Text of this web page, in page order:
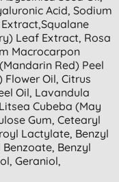
Acid, Sodium
Leaf Extract, Rosa
Macrocarpon
Red) Peel
Oil, Citrus
Oil, Lavandula
Cubeba (may
Gum, Cetearyl
Lactylate, Benzyl
Benzyl
Geraniol,